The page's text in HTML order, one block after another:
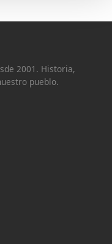
2001. Historia,
pueblo.